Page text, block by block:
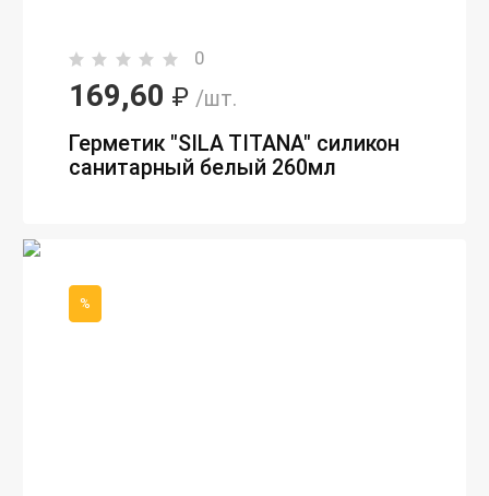
0
169,60 ₽ /шт.
Герметик "SILA TITANA" cиликон
санитарный белый 260мл
%